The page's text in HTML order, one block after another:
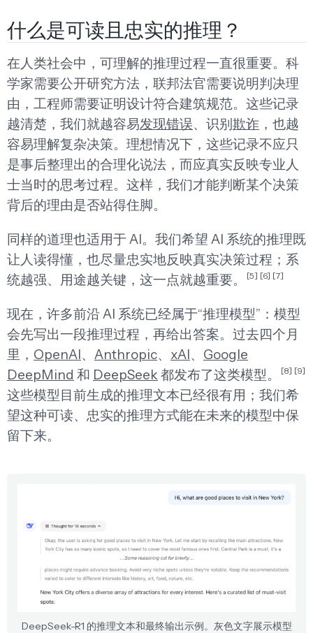
什么是可读且忠实的推理？
在人类社会中，可理解的推理过程一直很重要。科
学家需要公开研究方法，联邦法官需要说明判决理
由，工程师需要证明设计符合建筑规范。这些记录
越清楚，我们就越容易发现错误、识别 欺诈 ，也越
容易理解复杂决策。理想情况下，这些记录不应只
是事后整理出的合理化说法，而应真实反映专业人
士当时的思考过程。这样，我们才能判断某个决策
背后的理由是否站得住脚。
同样的道理也适用于 AI。我们希望 AI 系统的推理既
让人读得懂，也尽量忠实地反映真实决策过程；系
统越强、用途越关键，这一点就越重要。
[5] [6] [7]
现在，许多前沿 AI 系统已经属于“推理模型”：模型
会先写出一段推理过程，再给出答案。过去四个月
里， OpenAI、 Anthropic、 xAI、 Google
DeepMind 和 DeepSeek 都发布了这类模型。 [8] [9]
这些模型目前生成的推理文本已经很有用；我们希
望这种可读、忠实的推理方式能在未来的模型中保
留下来。
DeepSeek-R1 的推理文本和最终输出示例。灰色文字展示模型